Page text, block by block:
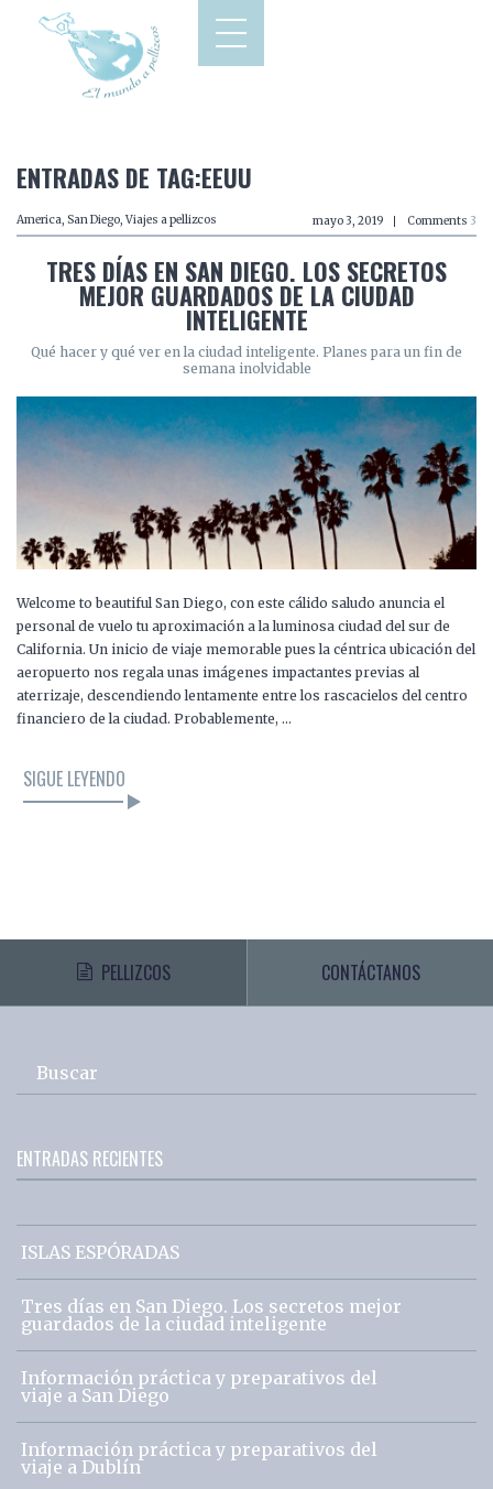
ENTRADAS DE TAG:EEUU
America, San Diego, Viajes a pellizcos mayo 3, 2019 Comments 3
TRES DÍAS EN SAN DIEGO. LOS SECRETOS
MEJOR GUARDADOS DE LA CIUDAD
INTELIGENTE
Qué hacer y qué ver en la ciudad inteligente. Planes para un fin de
semana inolvidable
Welcome to beautiful San Diego, con este cálido saludo anuncia el
personal de vuelo tu aproximación a la luminosa ciudad del sur de
California. Un inicio de viaje memorable pues la céntrica ubicación del
aeropuerto nos regala unas imágenes impactantes previas al
aterrizaje, descendiendo lentamente entre los rascacielos del centro
financiero de la ciudad. Probablemente, …
SIGUE LEYENDO
PELLIZCOS CONTÁCTANOS
Buscar
ENTRADAS RECIENTES
ISLAS ESPÓRADAS
Tres días en San Diego. Los secretos mejor
guardados de la ciudad inteligente
Información práctica y preparativos del
viaje a San Diego
Información práctica y preparativos del
viaje a Dublín